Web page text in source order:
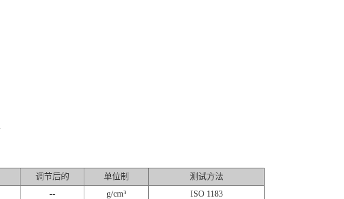
调节后的 单位制
测试方法
-- g/cm³
ISO 1183